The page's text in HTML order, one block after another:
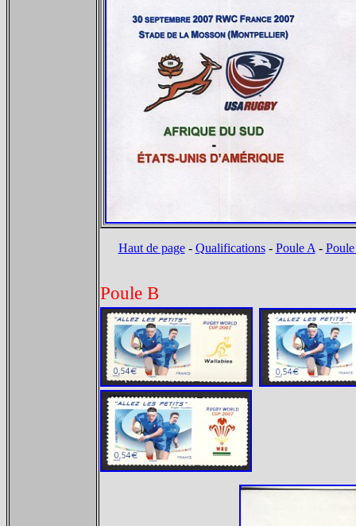
Haut de page- Qualifications- Poule A -
Poule B